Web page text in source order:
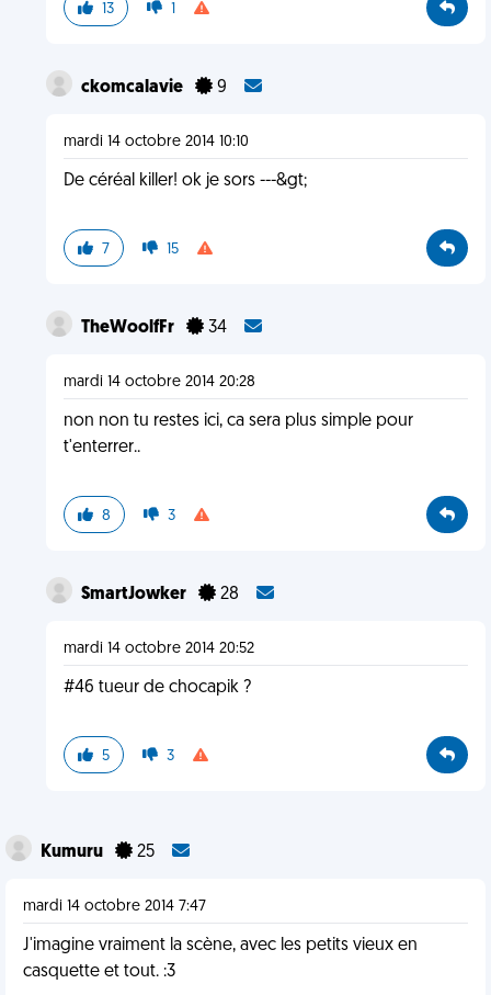
13 1
ckomcalavie 9
mardi 14 octobre 2014 10:10
De céréal killer! ok je sors ---&gt;
7 15
TheWoolfFr 34
mardi 14 octobre 2014 20:28
non non tu restes ici, ca sera plus simple pour
t'enterrer..
8 3
SmartJowker 28
mardi 14 octobre 2014 20:52
#46 tueur de chocapik ?
5 3
Kumuru 25
mardi 14 octobre 2014 7:47
J'imagine vraiment la scène, avec les petits vieux en
casquette et tout. :3